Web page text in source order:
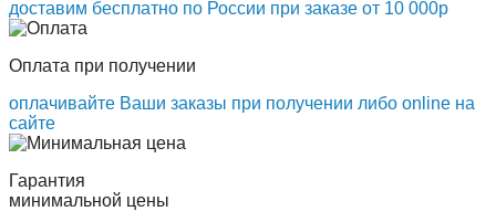
доставим бесплатно по России при заказе от 10 000р
Оплата при получении
оплачивайте Ваши заказы при получении либо online на
сайте
Гарантия
минимальной цены